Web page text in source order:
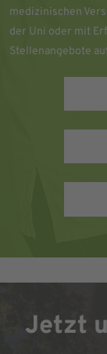
medizinischen
der Uni oder mit
Stellenangebote
Jetzt